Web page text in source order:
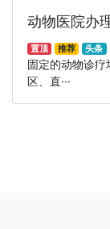
动物医院办
置顶 推荐 头条
固定的动物诊
区、直···